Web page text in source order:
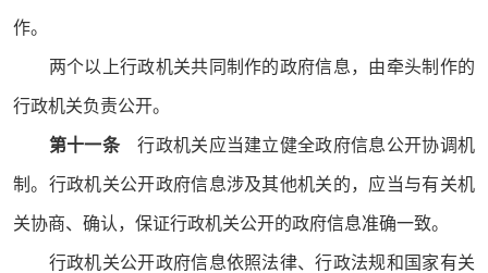
作。
两个以上行政机关共同制作的政府信息，由牵头制作的
行政机关负责公开。
第十一条行政机关应当建立健全政府信息公开协调机
制。行政机关公开政府信息涉及其他机关的，应当与有关机
关协商、确认，保证行政机关公开的政府信息准确一致。
行政机关公开政府信息依照法律、行政法规和国家有关